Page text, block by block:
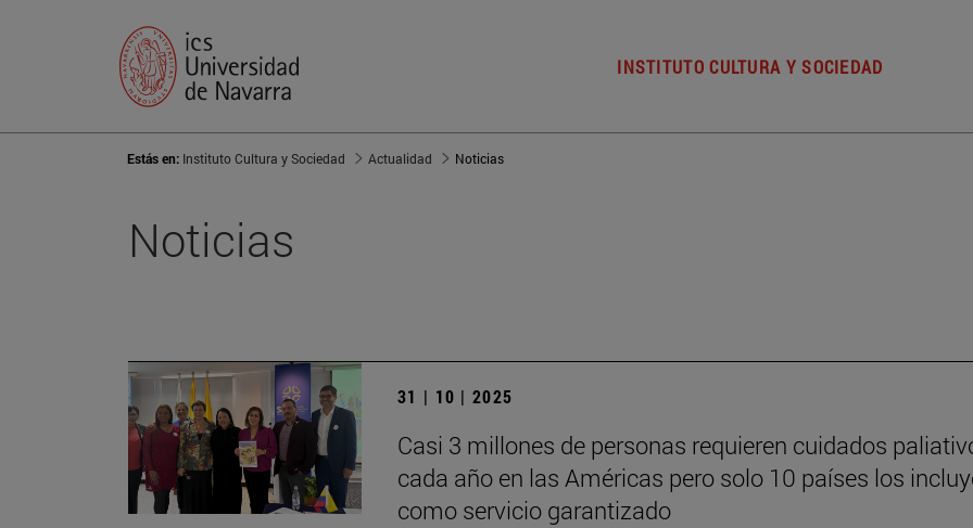
INSTITUTO CULTURA Y SOCIEDAD
Estás en: Instituto Cultura y Sociedad Actualidad Noticias
Noticias
31 | 10 | 2025
Casi 3 millones de personas requieren cuidados
cada año en las Américas pero solo 10 países los
como servicio garantizado